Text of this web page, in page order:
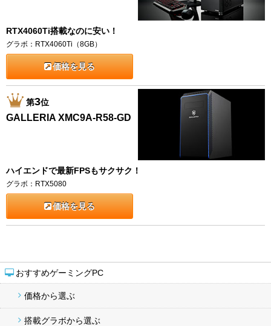
おすすめゲーミングPC
価格から選ぶ
搭載グラボから選ぶ
RTX4060Ti搭載なのに安い！
グラボ：RTX4060Ti（8GB）
価格を見る
第3位
GALLERIA XMC9A-R58-GD
ハイエンドで最新FPSもサクサク！
グラボ：RTX5080
価格を見る